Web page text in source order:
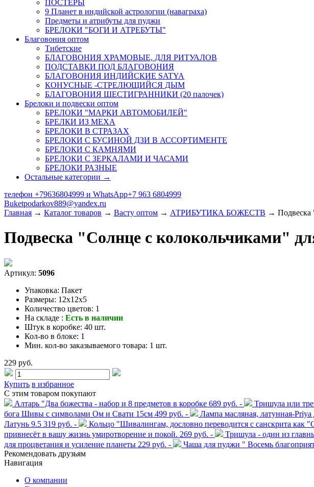
ПОСТЕРЫ
9 Планет в индийской астрологии (наваграха)
Предметы и атрибуты для пуджи
БРЕЛОКИ "БОГИ И АТРЕБУТЫ"
Благовония оптом
Тибетские
БЛАГОВОНИЯ ХРАМОВЫЕ, ДЛЯ РИТУАЛОВ
ПОДСТАВКИ ПОД БЛАГОВОНИЯ
БЛАГОВОНИЯ ИНДИЙСКИЕ SATYA
КОНУСНЫЕ -СТРЕЛЮЩИЙСЯ ДЫМ
БЛАГОВОНИЯ ШЕСТИГРАННИКИ (20 палочек)
Брелоки и подвески оптом
БРЕЛОКИ "МАРКИ АВТОМОБИЛЕЙ"
БРЕЛКИ ИЗ МЕХА
БРЕЛОКИ В СТРАЗАХ
БРЕЛОКИ С БУСИНОЙ ДЗИ В АССОРТИМЕНТЕ
БРЕЛОКИ С КАМНЯМИ
БРЕЛОКИ С ЗЕРКАЛАМИ И ЧАСАМИ
БРЕЛОКИ РАЗНЫЕ
Остальные категории →
телефон +79636804999 и WhatsApp+7 963 6804999
Buketpodarkov889@yandex.ru
Главная → Каталог товаров → Васту оптом → АТРИБУТИКА БОЖЕСТВ → Подвеска
Подвеска "Солнце с колокольчиками"
Артикул: 5096
Упаковка: Пакет
Размеры: 12x12x5
Количество цветов: 1
На складе : Есть в наличии
Штук в коробке: 40 шт.
Кол-во в блоке: 1
Мин. кол-во заказываемого товара: 1 шт.
229 руб.
Купить в избранное
С этим товаром покупают
Алтарь "Два божества - набор и 8 предметов в коробке 689 руб. - Тришула или
бога Шивы с символами Ом и Свати 15см 499 руб. - Лампа масляная, латунная-
Латунь 9.5 319 руб. -
Кольцо "Шивалингам, дословно переводится с санскрита как
привнесёт в вашу жизнь умиротворение и покой. 269 руб. - Тришула - один из
для процветания и усиление планеты 229 руб. - Чаша для пуджи " Восемь
Рекомендовать друзьям
Навигация
О компании